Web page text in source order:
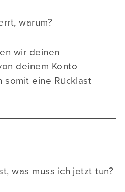
warum?
wir deinen
deinem Konto
somit eine Rücklast
was muss ich jetzt tun?